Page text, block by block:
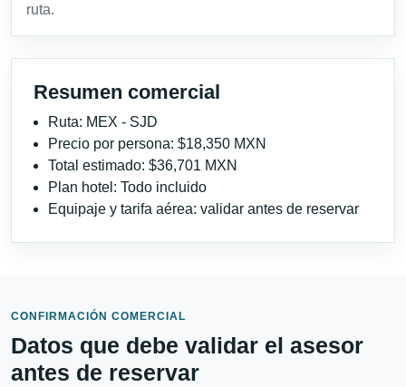
ruta.
Resumen comercial
Ruta: MEX - SJD
Precio por persona: $18,350 MXN
Total estimado: $36,701 MXN
Plan hotel: Todo incluido
Equipaje y tarifa aérea: validar antes de reservar
CONFIRMACIÓN COMERCIAL
Datos que debe validar el asesor
antes de reservar